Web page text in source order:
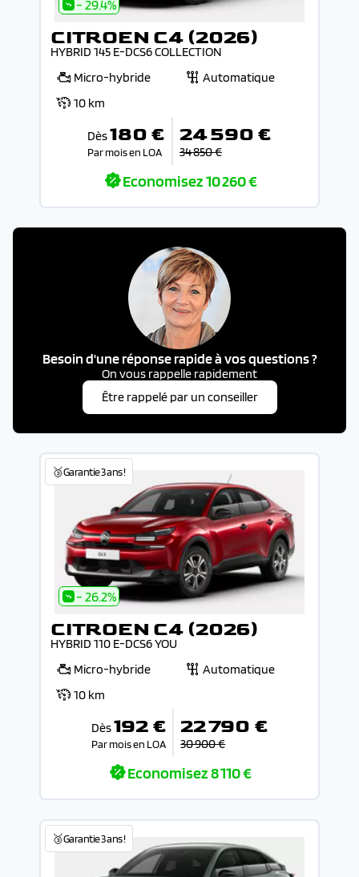
- 29.4%
CITROEN C4 (2026)
HYBRID 145 E-DCS6 COLLECTION
Micro-hybride
Automatique
10 km
Dès180 €
Par mois en LOA
24 590 €
34 850 €
Economisez10 260 €
Besoin d'une réponse rapide à vos questions ?
On vous rappelle rapidement
Être rappelé par un conseiller
🥉Garantie 3 ans !
- 26.2%
CITROEN C4 (2026)
HYBRID 110 E-DCS6 YOU
Micro-hybride
Automatique
10 km
Dès192 €
Par mois en LOA
22 790 €
30 900 €
Economisez8 110 €
🥉Garantie 3 ans !